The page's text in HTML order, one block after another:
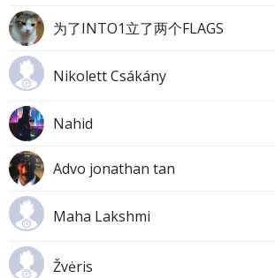
为了INTO1立了两个FLAGS
Nikolett Csákány
Nahid
Advo jonathan tan
Maha Lakshmi
Žvėris